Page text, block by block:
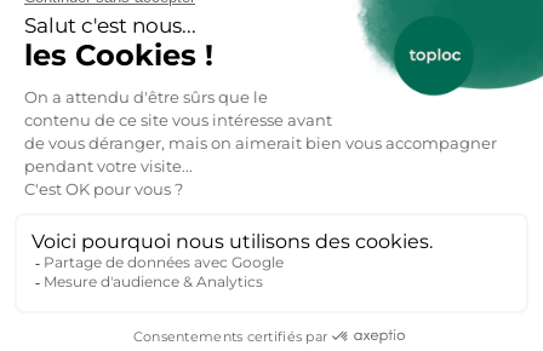
CONTACTEZ-NOUS
LOCATION CHALETS EN BOIS
LOCATION GITES DE GROUPE
LOCATION MOBIL-HOME
LOCATION APPARTEMENT VACANCES
LOCATIONS VACANCES FRANCE
Toploc, référence des hébergements et locations de vacances
nature partout dans le monde. Explorez nos
d'hôtes, chalets. A la mer, montagne, campagne, dans +60